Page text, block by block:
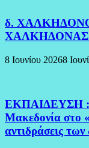
δ.
8 Ιουνίου 20268
ΕΚΠΑΙΔΕΥΣΗ :
Μακεδονία στο
αντιδράσεις